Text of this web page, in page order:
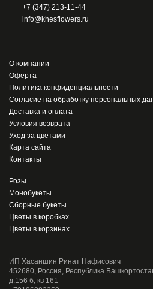
+7 (347) 213-11-44
info@khesflowers.ru
О компании
Оферта
Политика конфиденциальности
Согласие на обработку персональных
Доставка и оплата
Условия возврата
Уход за цветами
Карта сайта
Контакты
Розы
Монобукеты
Сборные букеты
Цветы в коробках
Цветы в корзинах
ИП Хасаншин Ринат Нафисович
452680, Россия, Республика
д.156 б, кв 161